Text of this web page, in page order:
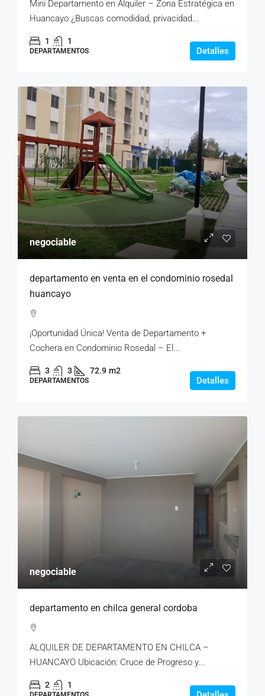
Mini Departamento en Alquiler – Zona Estratégica en
Huancayo ¿Buscas comodidad, privacidad...
1 1
DEPARTAMENTOS Detalles
negociable
departamento en venta en el condominio rosedal
huancayo
¡Oportunidad Única! Venta de Departamento +
Cochera en Condominio Rosedal – El...
3 3 72.9 m2
DEPARTAMENTOS Detalles
negociable
departamento en chilca general cordoba
ALQUILER DE DEPARTAMENTO EN CHILCA –
HUANCAYO Ubicación: Cruce de Progreso y...
2 1